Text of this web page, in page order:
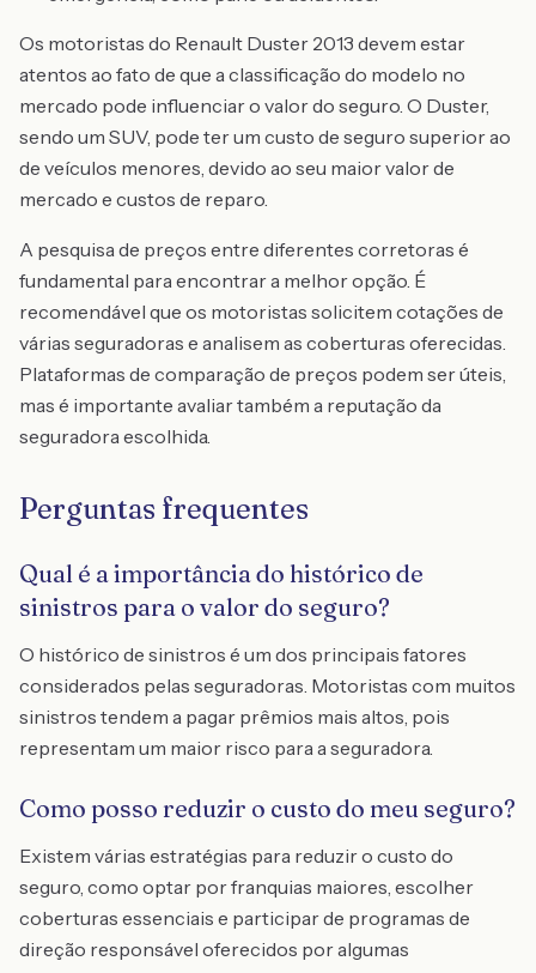
Os motoristas do Renault Duster 2013 devem estar
atentos ao fato de que a classificação do modelo no
mercado pode influenciar o valor do seguro. O Duster,
sendo um SUV, pode ter um custo de seguro superior ao
de veículos menores, devido ao seu maior valor de
mercado e custos de reparo.
A pesquisa de preços entre diferentes corretoras é
fundamental para encontrar a melhor opção. É
recomendável que os motoristas solicitem cotações de
várias seguradoras e analisem as coberturas oferecidas.
Plataformas de comparação de preços podem ser úteis,
mas é importante avaliar também a reputação da
seguradora escolhida.
Perguntas frequentes
Qual é a importância do histórico de
sinistros para o valor do seguro?
O histórico de sinistros é um dos principais fatores
considerados pelas seguradoras. Motoristas com muitos
sinistros tendem a pagar prêmios mais altos, pois
representam um maior risco para a seguradora.
Como posso reduzir o custo do meu seguro?
Existem várias estratégias para reduzir o custo do
seguro, como optar por franquias maiores, escolher
coberturas essenciais e participar de programas de
direção responsável oferecidos por algumas